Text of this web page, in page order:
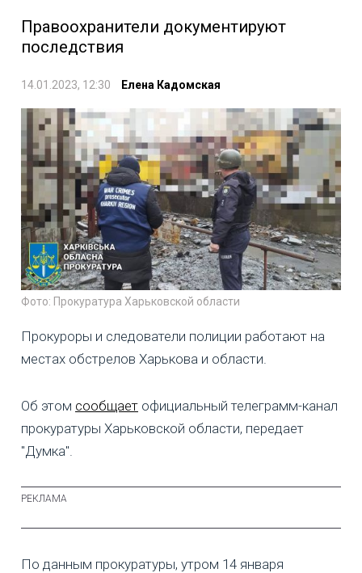
Правоохранители документируют
последствия
14.01.2023, 12:30 Елена Кадомская
Фото: Прокуратура Харьковской области
Прокуроры и следователи полиции работают на
местах обстрелов Харькова и области.
Об этом сообщает официальный телеграмм-канал
прокуратуры Харьковской области, передает
"Думка".
По данным прокуратуры, утром 14 января